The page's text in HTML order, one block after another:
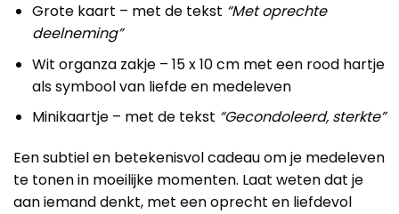
Grote kaart – met de tekst “Met oprechte
deelneming”
Wit organza zakje – 15 x 10 cm met een rood hartje
als symbool van liefde en medeleven
Minikaartje – met de tekst “Gecondoleerd, sterkte”
Een subtiel en betekenisvol cadeau om je medeleven
te tonen in moeilijke momenten. Laat weten dat je
aan iemand denkt, met een oprecht en liefdevol